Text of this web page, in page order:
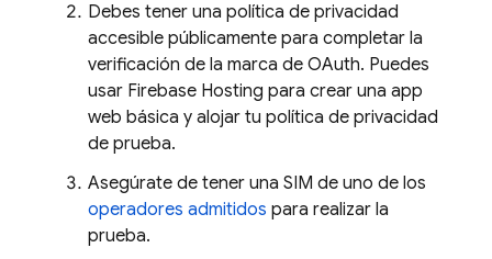
Debes tener una política de privacidad
accesible públicamente para completar la
verificación de la marca de OAuth. Puedes
usar Firebase Hosting para crear una app
web básica y alojar tu política de privacidad
de prueba.
Asegúrate de tener una SIM de uno de los
operadores admitidos para realizar la
prueba.